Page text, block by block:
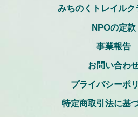
みちのくトレイルク
NPOの定款
事業報告
お問い合わ
プライバシーポ
特定商取引法に基